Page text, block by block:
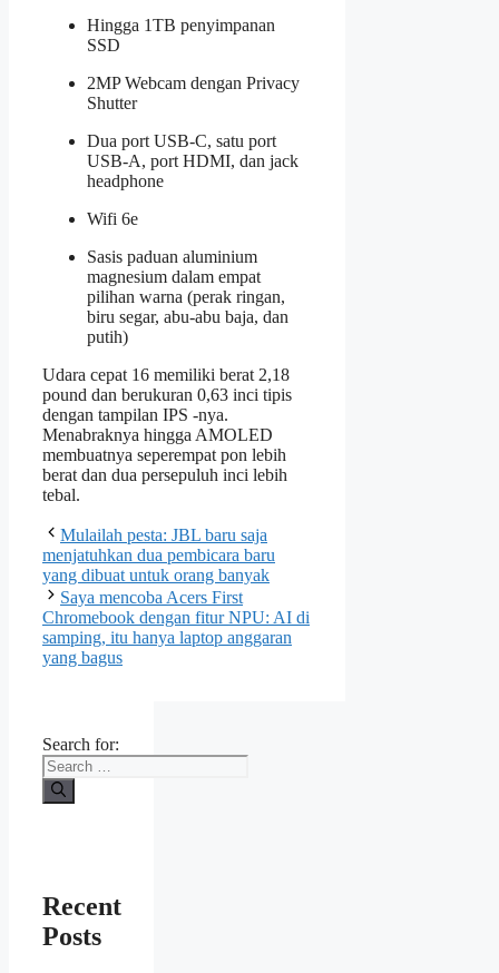
Hingga 1TB penyimpanan
SSD
2MP Webcam dengan Privacy
Shutter
Dua port USB-C, satu port
USB-A, port HDMI, dan jack
headphone
Wifi 6e
Sasis paduan aluminium
magnesium dalam empat
pilihan warna (perak ringan,
biru segar, abu-abu baja, dan
putih)
Udara cepat 16 memiliki berat 2,18
pound dan berukuran 0,63 inci tipis
dengan tampilan IPS -nya.
Menabraknya hingga AMOLED
membuatnya seperempat pon lebih
berat dan dua persepuluh inci lebih
tebal.
Mulailah pesta: JBL baru saja
menjatuhkan dua pembicara baru
yang dibuat untuk orang banyak
Saya mencoba Acers First
Chromebook dengan fitur NPU: AI di
samping, itu hanya laptop anggaran
yang bagus
Search for:
Recent
Posts